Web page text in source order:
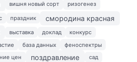
вишня новый сорт ризогенез
праздник смородина красная
выставка доклад
конкурс
база данных
феноспектры
цен поздравление сад